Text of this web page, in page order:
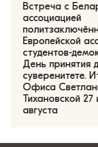
Встреча с
ассоциацией
Европейской
студентов-
День принятия
суверенитете.
Офиса
Тихановской
августа